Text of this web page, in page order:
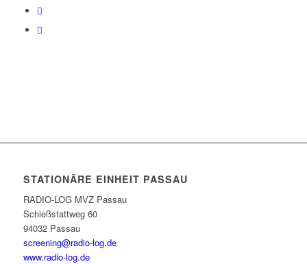
STATIONÄRE EINHEIT PASSAU
RADIO-LOG MVZ Passau
Schießstattweg 60
94032 Passau
screening@radio-log.de
www.radio-log.de